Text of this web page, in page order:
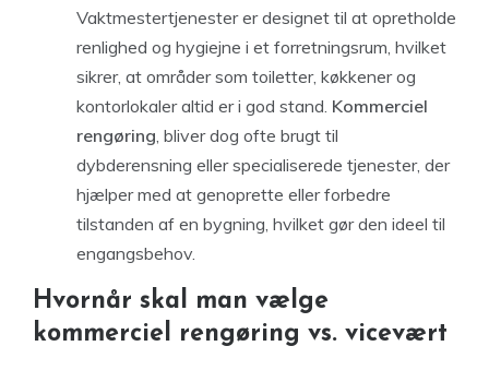
Vaktmestertjenester er designet til at opretholde
renlighed og hygiejne i et forretningsrum, hvilket
sikrer, at områder som toiletter, køkkener og
kontorlokaler altid er i god stand. Kommerciel
rengøring, bliver dog ofte brugt til
dybderensning eller specialiserede tjenester, der
hjælper med at genoprette eller forbedre
tilstanden af ​​en bygning, hvilket gør den ideel til
engangsbehov.
Hvornår skal man vælge
kommerciel rengøring vs. vicevært